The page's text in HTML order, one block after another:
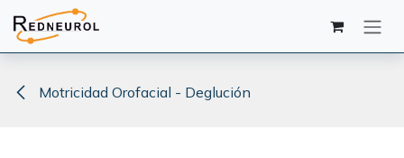
Ir al contenido
Motricidad Orofacial - Deglución